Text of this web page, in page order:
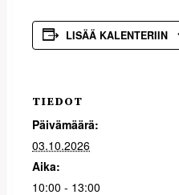
LISÄÄ KALENTERIIN
TIEDOT
Päivämäärä:
03.10.2026
Aika:
10:00 - 13:00